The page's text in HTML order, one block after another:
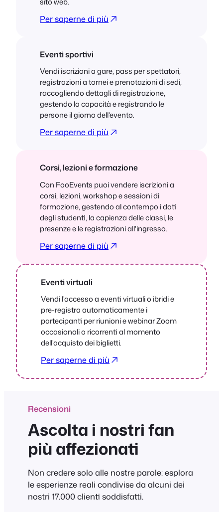
Per saperne di più
Eventi sportivi
Vendi iscrizioni a gare, pass per spettatori,
registrazioni a tornei e prenotazioni di sedi,
raccogliendo dettagli di registrazione,
gestendo la capacità e registrando le
persone il giorno dell'evento.
Per saperne di più
Corsi, lezioni e formazione
Con FooEvents puoi vendere iscrizioni a
corsi, lezioni, workshop e sessioni di
formazione, gestendo al contempo i dati
degli studenti, la capienza delle classi, le
presenze e le registrazioni all'ingresso.
Per saperne di più
Eventi virtuali
Vendi l'accesso a eventi virtuali o ibridi e
pre-registra automaticamente i
partecipanti per riunioni e webinar Zoom
occasionali o ricorrenti al momento
dell'acquisto dei biglietti.
Per saperne di più
Recensioni
Ascolta i nostri fan
più affezionati
Non credere solo alle nostre parole: esplora
le esperienze reali condivise da alcuni dei
nostri 17.000 clienti soddisfatti.